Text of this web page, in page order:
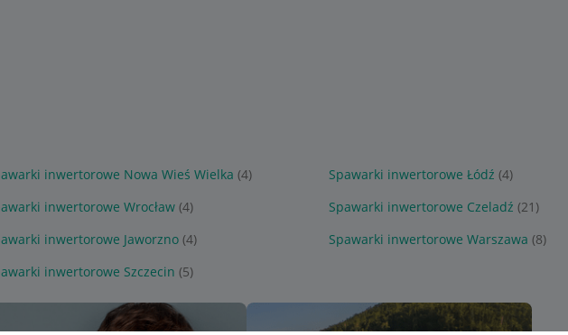
inwertorowe Nowa Wieś Wielka (4) Spawarki inwertorowe Łódź (4)
inwertorowe Wrocław (4) Spawarki inwertorowe Czeladź (21)
inwertorowe Jaworzno (4) Spawarki inwertorowe Warszawa (8)
inwertorowe Szczecin (5)